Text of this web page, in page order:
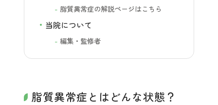
脂質異常症の解説ページはこちら
当院について
編集・監修者
脂質異常症とはどんな状態？